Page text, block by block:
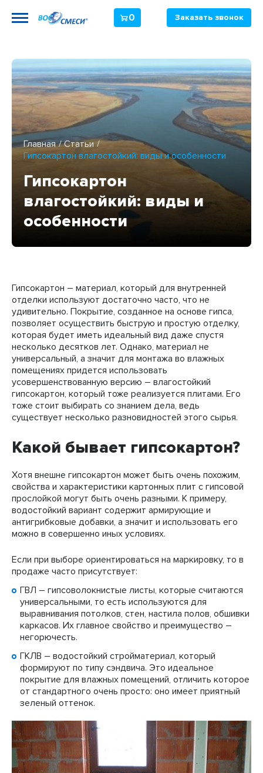
0 Заказать звонок
Главная
Статьи
Гипсокартон влагостойкий: виды и особенности
Гипсокартон
влагостойкий: виды и
особенности
Гипсокартон – материал, который для внутренней
отделки используют достаточно часто, что не
удивительно. Покрытие, созданное на основе гипса,
позволяет осуществить быструю и простую отделку,
которая будет иметь идеальный вид даже спустя
несколько десятков лет. Однако, материал не
универсальный, а значит для монтажа во влажных
помещениях придется использовать
усовершенствованную версию – влагостойкий
гипсокартон, который тоже реализуется плитами. Его
тоже стоит выбирать со знанием дела, ведь
существует несколько разновидностей этого сырья.
Какой бывает гипсокартон?
Хотя внешне гипсокартон может быть очень похожим,
свойства и характеристики картонных плит с гипсовой
прослойкой могут быть очень разными. К примеру,
водостойкий вариант содержит армирующие и
антигрибковые добавки, а значит и использовать его
можно в совершенно иных условиях.
Если при выборе ориентироваться на маркировку, то в
продаже часто присутствует:
ГВЛ – гипсоволокнистые листы, которые считаются
универсальными, то есть используются для
выравнивания потолков, стен, настила полов, обшивки
каркасов. Их главное свойство и преимущество –
негорючесть.
ГКЛВ – водостойкий стройматериал, который
формируют по типу сэндвича. Это идеальное
покрытие для влажных помещений, отличить которое
от стандартного очень просто: оно имеет приятный
зеленый оттенок.